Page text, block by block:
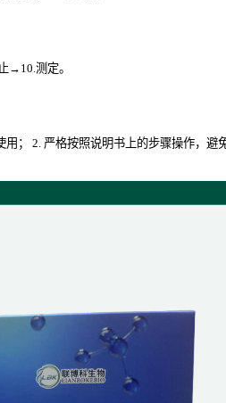
测定。
； 2. 严格按照说明书上的步骤操作，